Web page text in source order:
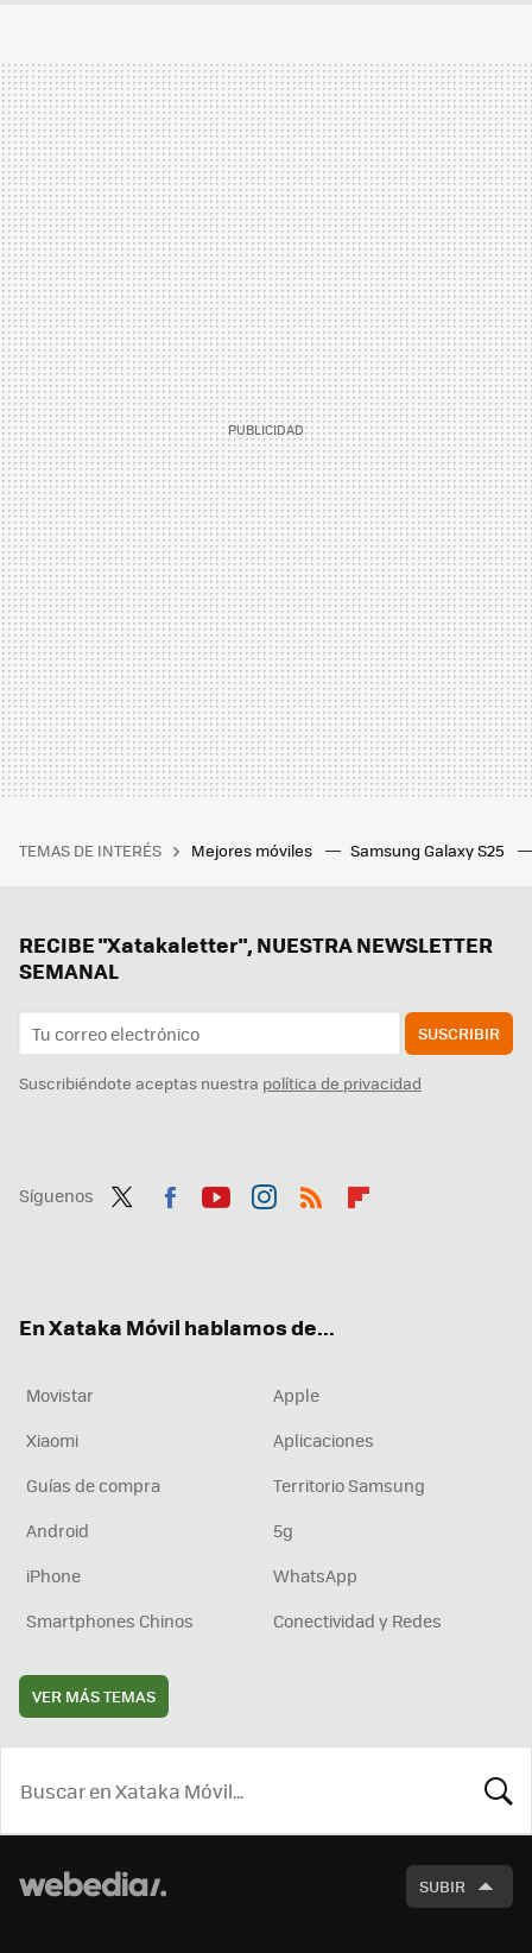
TEMAS DE INTERÉS Mejores móviles Samsung Galaxy S25
RECIBE "Xatakaletter", NUESTRA NEWSLETTER
SEMANAL
SUSCRIBIR
Suscribiéndote aceptas nuestra política de privacidad
Síguenos
En Xataka Móvil hablamos de...
Movistar
Apple
Xiaomi
Aplicaciones
Guías de compra
Territorio Samsung
Android
5g
iPhone
WhatsApp
Smartphones Chinos
Conectividad y Redes
VER MÁS TEMAS
SUBIR